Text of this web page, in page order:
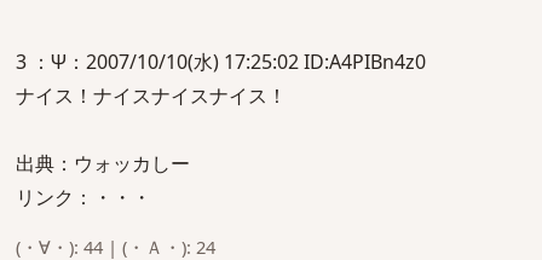
3 ：Ψ：2007/10/10(水) 17:25:02 ID:A4PIBn4z0
ナイス！ナイスナイスナイス！
出典：ウォッカしー
リンク：・・・
(・∀・): 44 | (・Ａ・): 24